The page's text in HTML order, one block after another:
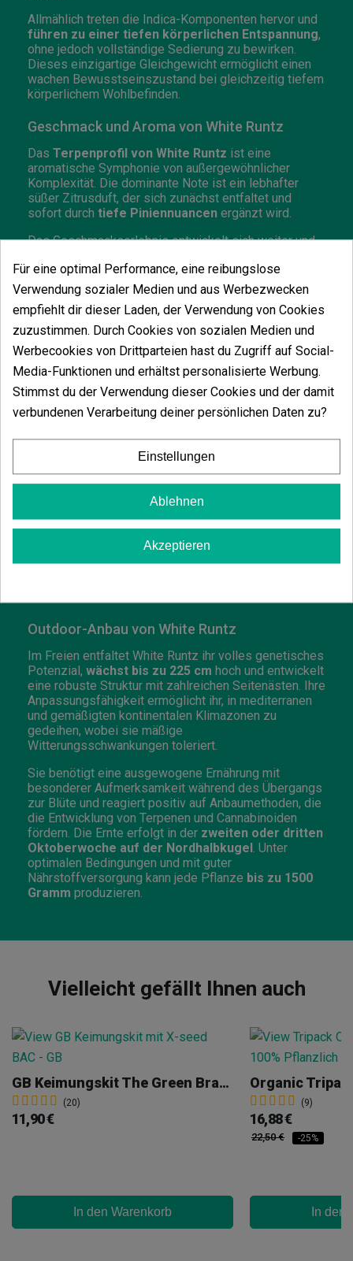
Allmählich treten die Indica-Komponenten hervor und
führen zu einer tiefen körperlichen Entspannung,
ohne jedoch vollständige Sedierung zu bewirken.
Dieses einzigartige Gleichgewicht ermöglicht einen
wachen Bewusstseinszustand bei gleichzeitig tiefem
körperlichem Wohlbefinden.
Geschmack und Aroma von White Runtz
Das Terpenprofil von White Runtz ist eine
aromatische Symphonie von außergewöhnlicher
Komplexität. Die dominante Note ist ein lebhafter
süßer Zitrusduft, der sich zunächst entfaltet und
sofort durch tiefe Piniennuancen ergänzt wird.
Das Geschmackserlebnis entwickelt sich weiter und
Noten von Vanille und Pfirsich , die sich subtil
zeigen. Ein kohlenwasserstoffartiger Hintergrund
verleiht eine Note von Raffinesse und schafft ein
Bouquet, das traditionelle sensorische Erwartungen
herausfordert.
Indoor-Anbau von White Runtz
In kontrollierten Umgebungen zeigt White Runtz ein
außerordentlich vorhersehbares und stabiles
Wachstumsmuster. Die Pflanzen erreichen Höhen
und mehreren Blütenstandorten, die hervorragend auf
Trainingstechniken wie SCROG oder LST reagieren.
unglaublich dichte Buds entwickelt, die mit Trichomen
bedeckt sind und ihr außergewöhnliches genetisches
550 g/m²erreichen, mit Blüten, die
Farben vontiefem Grün bis zu violetten Tönen
Outdoor-Anbau von White Runtz
Im Freien entfaltet White Runtz ihr volles genetisches
Potenzial, wächst bis zu 225 cm hoch und entwickelt
eine robuste Struktur mit zahlreichen Seitenästen. Ihre
Anpassungsfähigkeit ermöglicht ihr, in mediterranen
und gemäßigten kontinentalen Klimazonen zu
gedeihen, wobei sie mäßige
Witterungsschwankungen toleriert.
Sie benötigt eine ausgewogene Ernährung mit
besonderer Aufmerksamkeit während des Übergangs
zur Blüte und reagiert positiv auf Anbaumethoden, die
die Entwicklung von Terpenen und Cannabinoiden
fördern. Die Ernte erfolgt in der zweiten oder dritten
Oktoberwoche auf der Nordhalbkugel . Unter
optimalen Bedingungen und mit guter
Nährstoffversorgung kann jede Pflanze bis zu 1500
Gramm produzieren.
Vielleicht gefällt Ihnen auch
GB Keimungskit The Green Brand
(20)
11,90 €
In den Warenkorb
Organic
(9)
16,88 €
22,50 € -25%
In den
Für eine optimal Performance, eine reibungslose
Verwendung sozialer Medien und aus Werbezwecken
empfiehlt dir dieser Laden, der Verwendung von Cookies
zuzustimmen. Durch Cookies von sozialen Medien und
Werbecookies von Drittparteien hast du Zugriff auf Social-
Media-Funktionen und erhältst personalisierte Werbung.
Stimmst du der Verwendung dieser Cookies und der damit
verbundenen Verarbeitung deiner persönlichen Daten zu?
Einstellungen
Ablehnen
Akzeptieren